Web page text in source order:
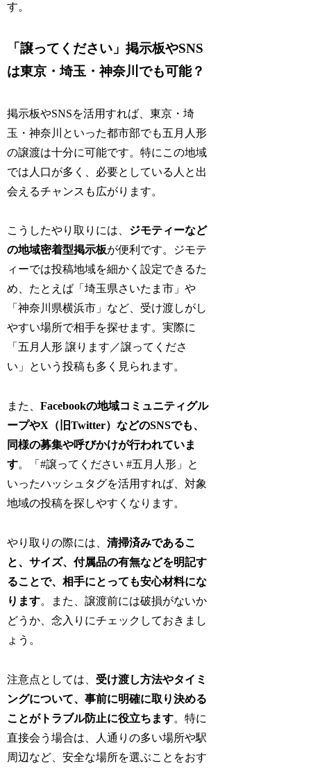
す。
「譲ってください」掲示板やSNS
は東京・埼玉・神奈川でも可能？
掲示板やSNSを活用すれば、東京・埼
玉・神奈川といった都市部でも五月人形
の譲渡は十分に可能です。特にこの地域
では人口が多く、必要としている人と出
会えるチャンスも広がります。
こうしたやり取りには、 ジモティーなど
の地域密着型掲示板が便利です。ジモテ
ィーでは投稿地域を細かく設定できるた
め、たとえば「埼玉県さいたま市」や
「神奈川県横浜市」など、受け渡しがし
やすい場所で相手を探せます。実際に
「五月人形 譲ります／譲ってくださ
い」という投稿も多く見られます。
また、Facebookの地域コミュニティグル
ープやX（旧Twitter）などのSNSでも、
同様の募集や呼びかけが行われていま
す。「#譲ってください #五月人形」と
いったハッシュタグを活用すれば、対象
地域の投稿を探しやすくなります。
やり取りの際には、清掃済みであるこ
と、サイズ、付属品の有無などを明記す
ることで、相手にとっても安心材料にな
ります。また、譲渡前には破損がないか
どうか、念入りにチェックしておきまし
ょう。
注意点としては、 受け渡し方法やタイミ
ングについて、事前に明確に取り決める
ことがトラブル防止に役立ちます。特に
直接会う場合は、人通りの多い場所や駅
周辺など、安全な場所を選ぶことをおす